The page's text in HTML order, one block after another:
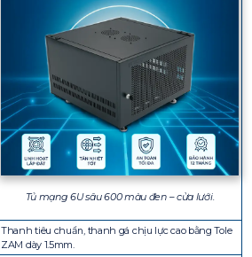
Tủ mạng 6U sâu 600 màu đen – cửa lưới.
Thanh tiêu chuẩn, thanh gá chịu lực cao bằng Tole
ZAM dày 1.5mm.